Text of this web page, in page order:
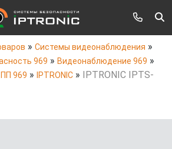
» Системы видеонаблюдения »
969 » Видеонаблюдение 969 »
969 » IPTRONIC » IPTRONIC IPTS-